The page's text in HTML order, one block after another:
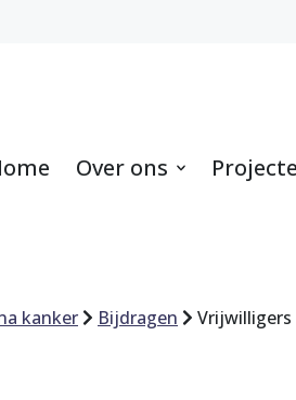
Over ons
kanker Bijdragen